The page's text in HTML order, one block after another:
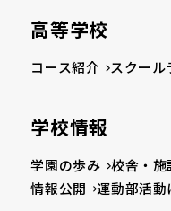
高等学校
コース紹介 スクール
学校情報
学園の歩み 校舎・施
情報公開
運動部活